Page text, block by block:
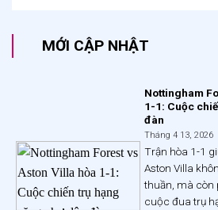
MỚI CẬP NHẬT
Nottingham
1-1: Cuộc
đàn
Tháng 4 13, 2026
Trận hòa 1-1
Aston Villa
thuần, mà còn
cuộc đua trụ